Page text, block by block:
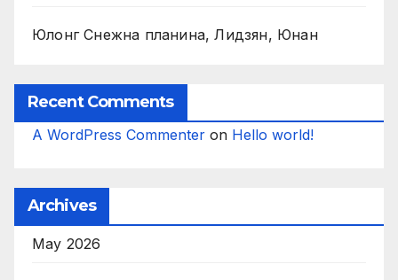
Юлонг Снежна планина, Лидзян, Юнан
Recent Comments
A WordPress Commenter on Hello world!
Archives
May 2026